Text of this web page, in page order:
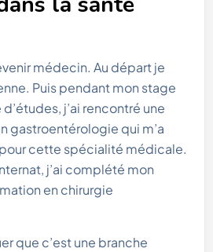
médecin. Au départ je
Puis pendant mon stage
j’ai rencontré une
gastroentérologie qui m’a
cette spécialité médicale.
j’ai complété mon
en chirurgie
que c’est une branche